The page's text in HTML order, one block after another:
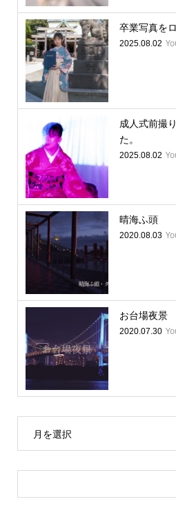
卒業写真を
2025.08.02
成人式前撮
た。
2025.08.02
晴海ふ頭
2020.08.03
お台場夜景
2020.07.30
月を選択